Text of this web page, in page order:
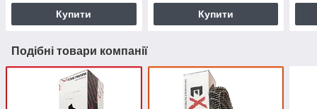
Купити Купити
Подібні товари компанії